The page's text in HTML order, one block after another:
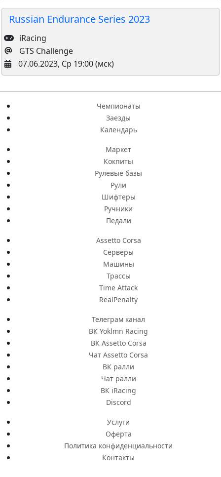
Russian Endurance Series 2023
iRacing
GTS Challenge
07.06.2023, Ср 19:00 (мск)
Чемпионаты
Заезды
Календарь
Маркет
Кокпиты
Рулевые базы
Рули
Шифтеры
Ручники
Педали
Assetto Corsa
Серверы
Машины
Трассы
Time Attack
RealPenalty
Телеграм канал
ВК Yoklmn Racing
ВК Assetto Corsa
Чат Assetto Corsa
ВК ралли
Чат ралли
ВК iRacing
Discord
Услуги
Оферта
Политика конфиденциальности
Контакты